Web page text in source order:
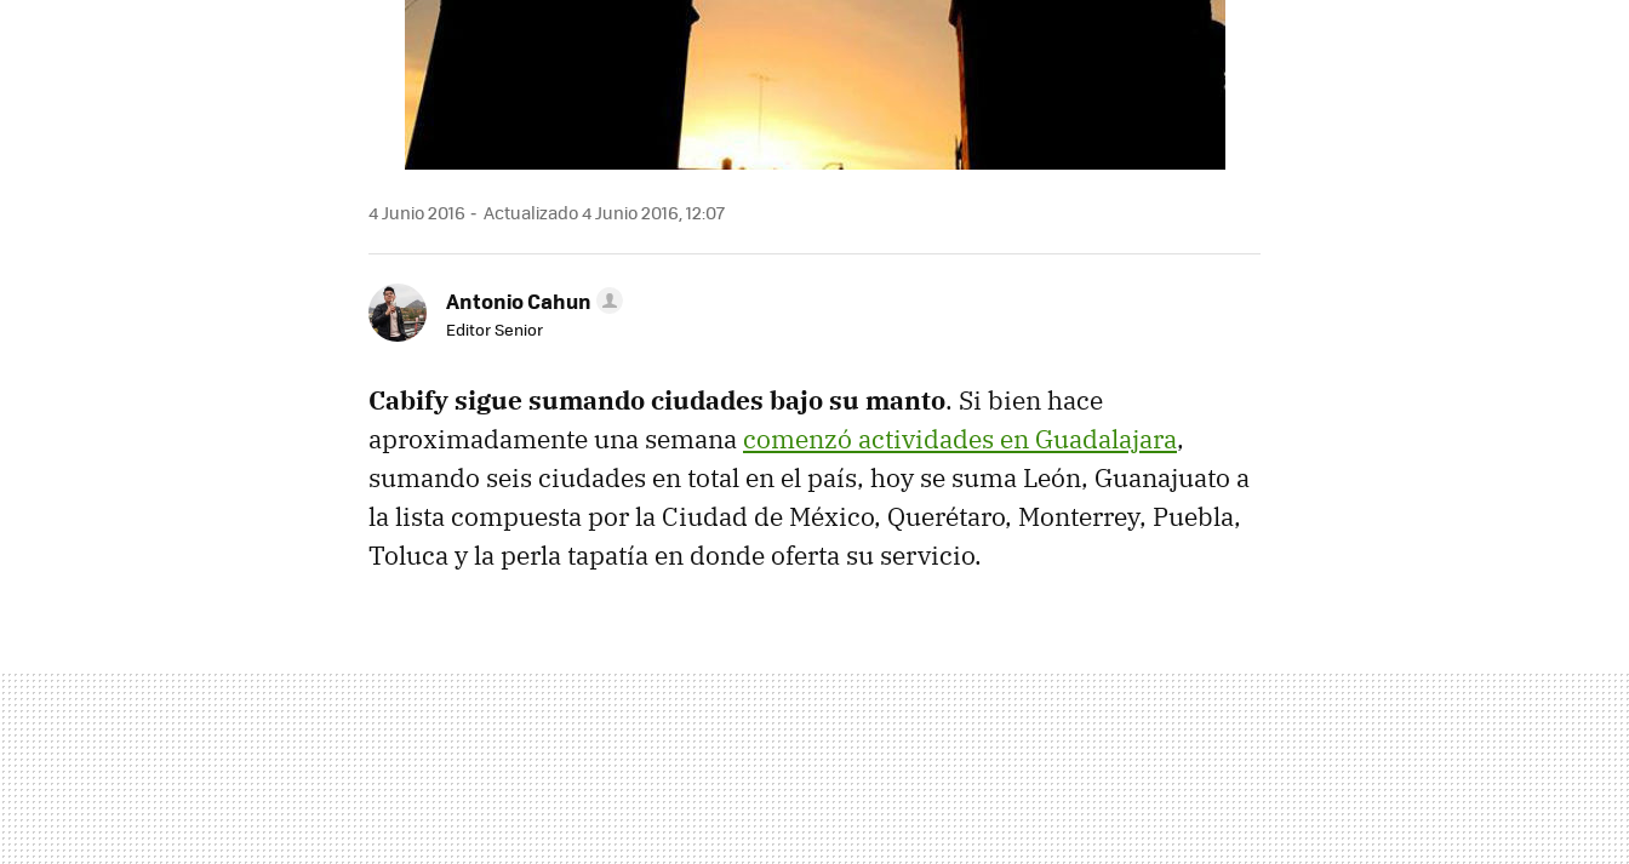
4 Junio 2016 Actualizado 4 Junio 2016, 12:07
Antonio Cahun
Editor Senior
Cabify sigue sumando ciudades bajo su manto. Si bien hace
aproximadamente una semana comenzó actividades en Guadalajara,
sumando seis ciudades en total en el país, hoy se suma León, Guanajuato a
la lista compuesta por la Ciudad de México, Querétaro, Monterrey, Puebla,
Toluca y la perla tapatía en donde oferta su servicio.